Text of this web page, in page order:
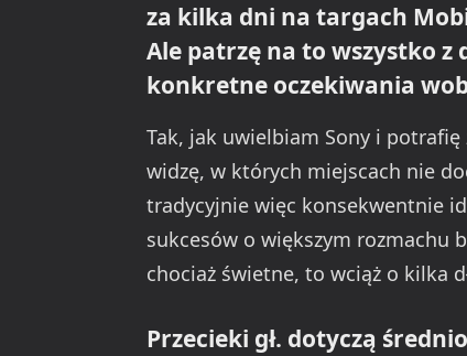
za kilka dni na targach
Ale patrzę na to wszystko z
konkretne oczekiwania
Tak, jak uwielbiam Sony i
widzę, w których miejscach nie
tradycyjnie więc konsekwentnie
sukcesów o większym
chociaż świetne, to wciąż o kilka
Przecieki gł. dotyczą